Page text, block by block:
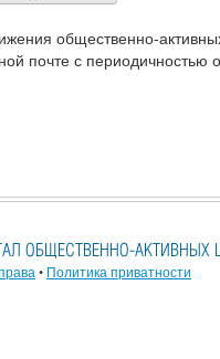
общественно-
почте с периодичностью
• Политика приватности